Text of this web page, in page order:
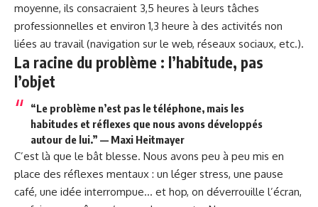
moyenne, ils consacraient 3,5 heures à leurs tâches
professionnelles et environ 1,3 heure à des activités non
liées au travail (navigation sur le web, réseaux sociaux, etc.).
La racine du problème : l’habitude, pas
l’objet
“Le problème n’est pas le téléphone, mais les
habitudes et réflexes que nous avons développés
autour de lui.” — Maxi Heitmayer
C’est là que le bât blesse. Nous avons peu à peu mis en
place des réflexes mentaux : un léger stress, une pause
café, une idée interrompue… et hop, on déverrouille l’écran,